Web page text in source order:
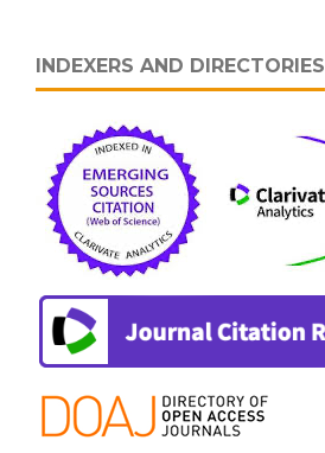
INDEXERS AND DIRECTORIES